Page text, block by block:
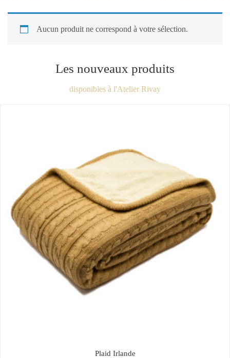
Aucun produit ne correspond à votre sélection.
Les nouveaux produits
disponibles à l'Atelier Rivay
Plaid Irlande